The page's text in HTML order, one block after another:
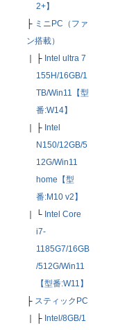
2+】
├ ミニPC（ファ
ン搭載）
｜
├ Intel ultra 7
155H/16GB/1
TB/Win11【型
番:W14】
｜
├ Intel
N150/12GB/5
12G/Win11
home【型
番:M10 v2】
｜
└ Intel Core
i7-
1185G7/16GB
/512G/Win11
【型番:W11】
├ スティックPC
｜
├ Intel/8GB/1